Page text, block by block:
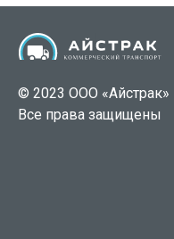
© 2023 ООО «Айстрак»
Все права защищены